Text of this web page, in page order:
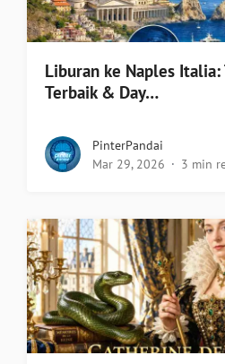
Liburan ke Naples Italia:
Terbaik & Day…
PinterPandai
Mar 29, 2026
3 min